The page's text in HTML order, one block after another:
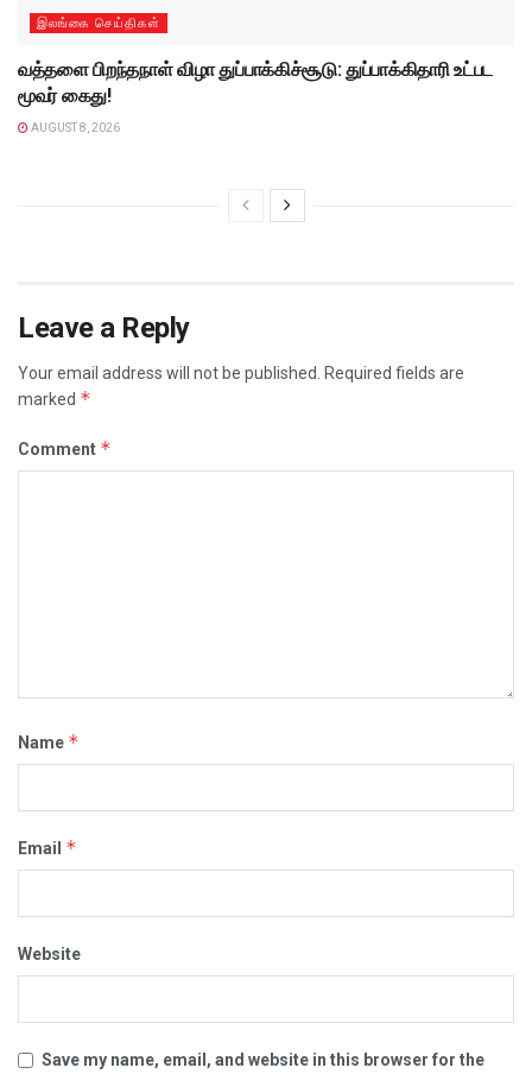
இலங்கை செய்திகள்
வத்தளை பிறந்தநாள் விழா துப்பாக்கிச்சூடு: துப்பாக்கிதாரி உட்பட
மூவர் கைது!
AUGUST 8, 2026
Leave a Reply
Your email address will not be published.
Required fields are
marked *
Comment *
Name *
Email *
Website
Save my name, email, and website in this browser for the